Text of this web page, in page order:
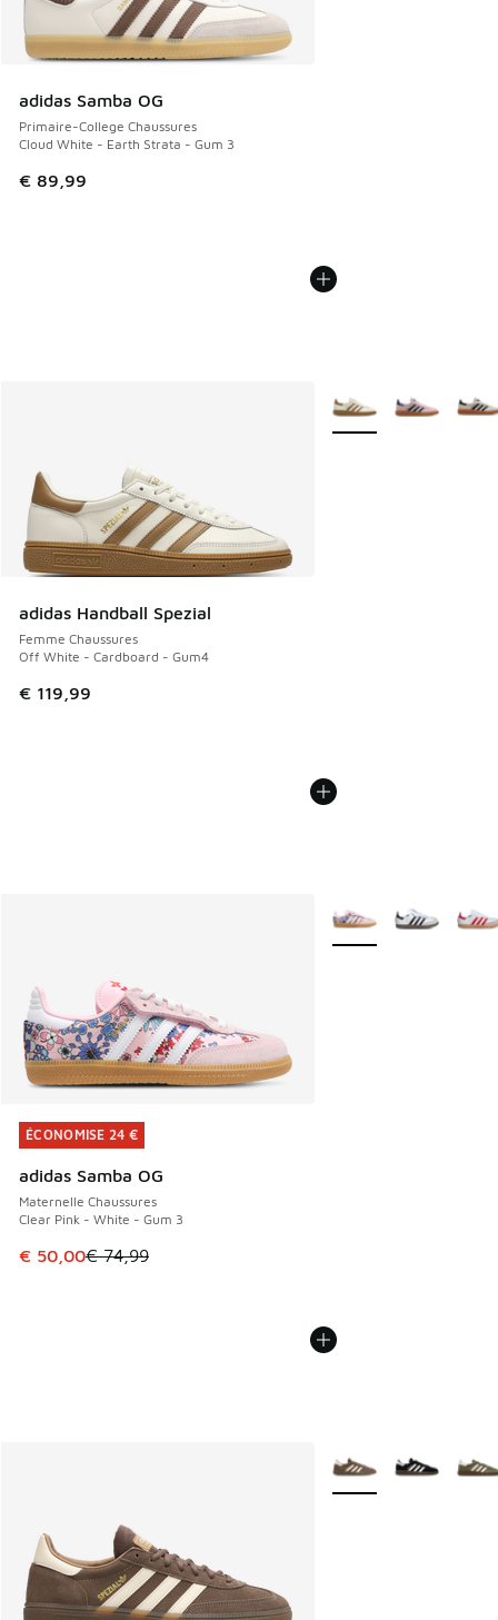
adidas Samba OG
Primaire-College Chaussures
Cloud White - Earth Strata - Gum 3
€ 89,99
adidas Handball Spezial
Femme Chaussures
Off White - Cardboard - Gum4
€ 119,99
Plus de couleurs
ÉCONOMISE 24 €
adidas Samba OG
Maternelle Chaussures
Clear Pink - White - Gum 3
Cet article est en promotion. Prix en baisse de € 74,99 à
€ 50,00€ 74,99
ÉCONOMISE 24 €
Plus de couleurs
Plus de couleurs